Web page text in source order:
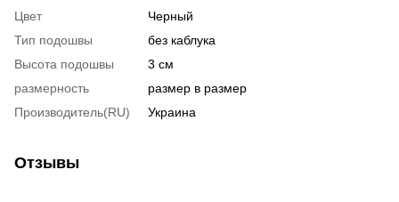
Цвет
Черный
Тип подошвы
без каблука
Высота подошвы
3 см
размерность
размер в размер
Производитель(RU)
Украина
Отзывы